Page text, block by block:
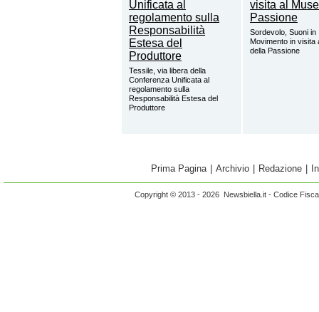
Tessile, via libera della
Conferenza Unificata al
regolamento sulla
Responsabilità Estesa del
Produttore
Sordevolo, Suoni in
Movimento in visita
della Passione
Prima Pagina | Archivio | Redazione |
Copyright © 2013 - 2026 Newsbiella.it - Codice